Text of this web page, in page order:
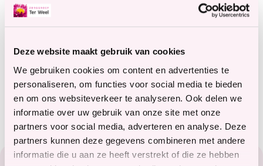
Deze website maakt gebruik van cookies
We gebruiken cookies om content en advertenties te
personaliseren, om functies voor social media te bieden
en om ons websiteverkeer te analyseren. Ook delen we
informatie over uw gebruik van onze site met onze
partners voor social media, adverteren en analyse. Deze
partners kunnen deze gegevens combineren met andere
informatie die u aan ze heeft verstrekt of die ze hebben
13 augustus 2026
van 14:00 uur tot
15:30 uur
Cliënten
Bewegen,Natuur
Meer informatie?
terweelactief@terweel.nl
Footer